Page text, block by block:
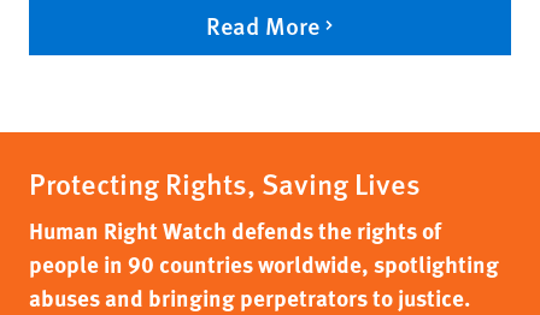
Read More
Protecting Rights, Saving Lives
Human Right Watch defends the rights of
people in 90 countries worldwide, spotlighting
abuses and bringing perpetrators to justice.